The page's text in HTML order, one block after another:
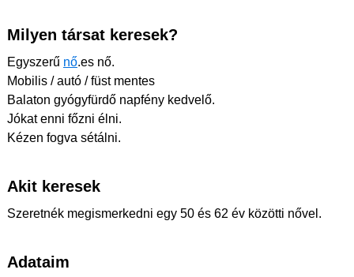
Milyen társat keresek?
Egyszerű nő.es nő.
Mobilis / autó / füst mentes
Balaton gyógyfürdő napfény kedvelő.
Jókat enni főzni élni.
Kézen fogva sétálni.
Akit keresek
Szeretnék megismerkedni egy 50 és 62 év közötti nővel.
Adataim